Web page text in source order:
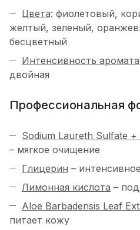
Цвета: фиолетовый,
желтый, зеленый,
бесцветный
Интенсивность аромата
двойная
Профессиональная
Sodium Laureth Sulfate
– мягкое очищение
Глицерин –
Лимонная кислота –
Aloe Barbadensis Leaf
питает кожу